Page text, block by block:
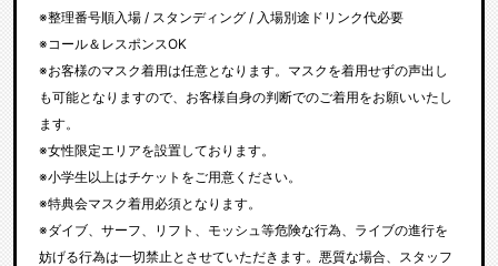
※整理番号順入場 / スタンディング / 入場別途ドリンク代必要
※コール＆レスポンスOK
※お客様のマスク着用は任意となります。マスクを着用せずの声出し
も可能となりますので、お客様自身の判断でのご着用をお願いいたし
ます。
※女性限定エリアを設置しております。
※小学生以上はチケットをご用意ください。
※特典会マスク着用必須となります。
※ダイブ、サーフ、リフト、モッシュ等危険な行為、ライブの進行を
妨げる行為は一切禁止とさせていただきます。悪質な場合、スタッフ